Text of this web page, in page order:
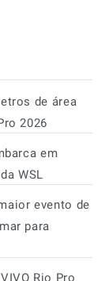
de área
2026
em
WSL
evento de
para